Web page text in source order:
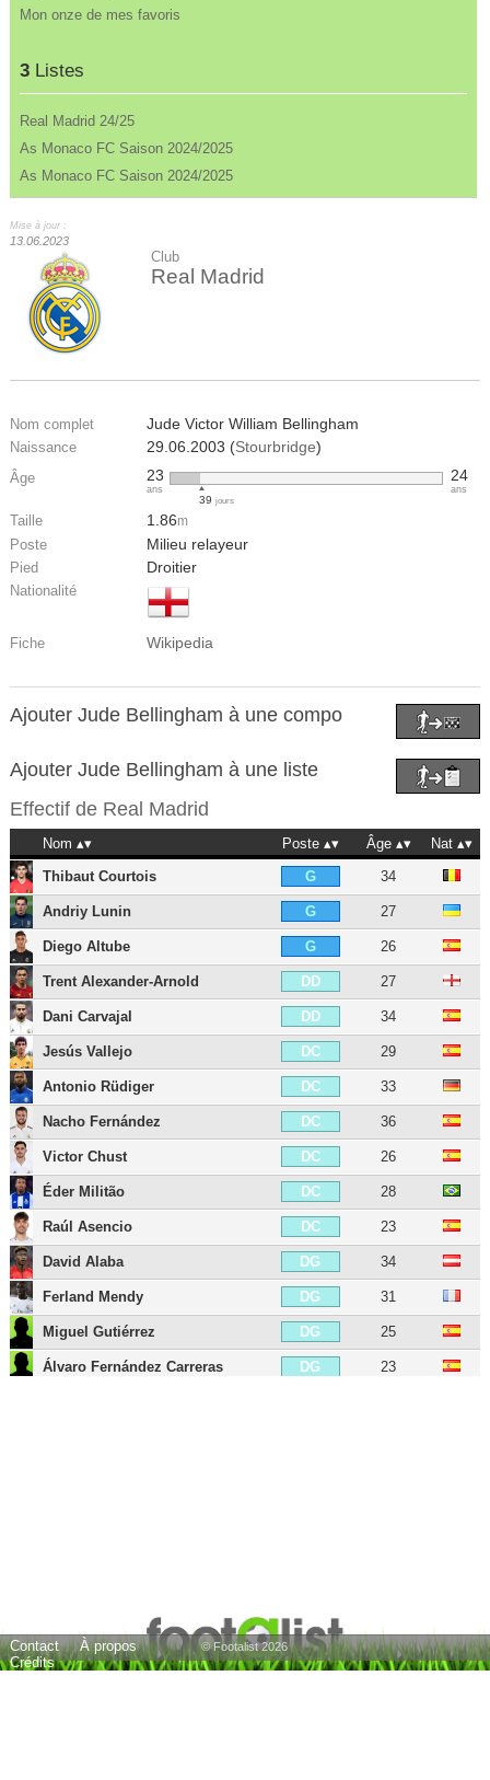
Mon onze de mes favoris
3 Listes
Real Madrid 24/25
As Monaco FC Saison 2024/2025
As Monaco FC Saison 2024/2025
Mise à jour :
13.06.2023
Club
Real Madrid
Nom complet Jude Victor William Bellingham
Naissance 29.06.2003 (Stourbridge)
Âge 23
ans
39 jours
24
ans
Taille 1.86m
Poste Milieu relayeur
Pied Droitier
Nationalité
Fiche Wikipedia
Ajouter Jude Bellingham à une compo
Ajouter Jude Bellingham à une liste
Effectif de Real Madrid
Nom Poste Âge
Nat
Thibaut Courtois
G 34
Andriy Lunin G 27
Diego Altube G 26
Trent Alexander-Arnold DD 27
Dani Carvajal DD 34
Jesús Vallejo DC 29
Antonio Rüdiger DC 33
Nacho Fernández DC 36
Victor Chust DC 26
Éder Militão DC 28
Raúl Asencio DC 23
David Alaba DG 34
Ferland Mendy DG 31
Miguel Gutiérrez DG 25
Álvaro Fernández Carreras DG 23
Brahim Díaz MOC 27
Contact
À propos
Crédits
© Footalist 2026